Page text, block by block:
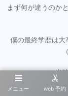
まず何が違うのか
僕の最終学歴は大
当
【１０代の頃に
メニュー web 予約